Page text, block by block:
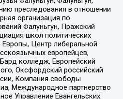
преследования в отношении
организация по
Фалуньгун, Пражский
школ политических
Центр либеральной
европейцев,
колледж, Европейский
Оксфордский российский
Компания свободы
Международное партнерство
Управление Евангельских